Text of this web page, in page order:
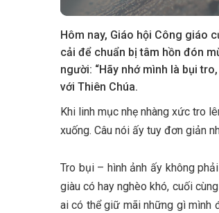
Hôm nay, Giáo hội Công giáo
cải để chuẩn bị tâm hồn đón
người: “Hãy nhớ mình là bụi
với Thiên Chúa.
Khi linh mục nhẹ nhàng xức tro
xuống. Câu nói ấy tuy đơn giản
Tro bụi – hình ảnh ấy không
giàu có hay nghèo khó, cuối
ai có thể giữ mãi những gì mình